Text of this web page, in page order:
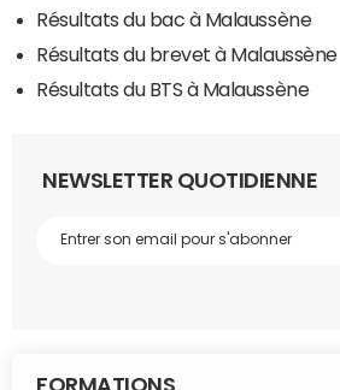
Résultats du bac à Malaussène
Résultats du brevet à Malaussène
Résultats du BTS à Malaussène
NEWSLETTER QUOTIDIENNE
FORMATIONS